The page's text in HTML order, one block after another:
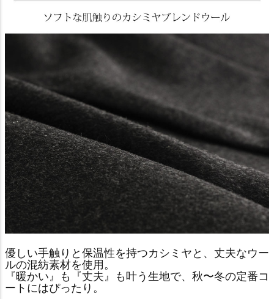
優しい手触りと保温性を持つカシミヤと、丈夫なウー
ルの混紡素材を使用。
『暖かい』も『丈夫』も叶う生地で、秋〜冬の定番コ
ートにはぴったり。